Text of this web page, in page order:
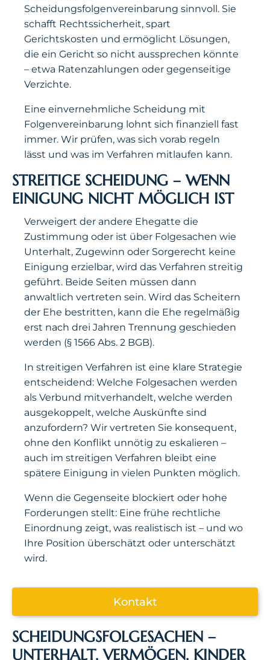
Scheidungsfolgenvereinbarung sinnvoll. Sie
schafft Rechtssicherheit, spart
Gerichtskosten und ermöglicht Lösungen,
die ein Gericht so nicht aussprechen könnte
– etwa Ratenzahlungen oder gegenseitige
Verzichte.
Eine einvernehmliche Scheidung mit
Folgenvereinbarung lohnt sich finanziell fast
immer. Wir prüfen, was sich vorab regeln
lässt und was im Verfahren mitlaufen kann.
STREITIGE SCHEIDUNG – WENN
EINIGUNG NICHT MÖGLICH IST
Verweigert der andere Ehegatte die
Zustimmung oder ist über Folgesachen wie
Unterhalt, Zugewinn oder Sorgerecht keine
Einigung erzielbar, wird das Verfahren streitig
geführt. Beide Seiten müssen dann
anwaltlich vertreten sein. Wird das Scheitern
der Ehe bestritten, kann die Ehe regelmäßig
erst nach drei Jahren Trennung geschieden
werden (§ 1566 Abs. 2 BGB).
In streitigen Verfahren ist eine klare Strategie
entscheidend: Welche Folgesachen werden
als Verbund mitverhandelt, welche werden
ausgekoppelt, welche Auskünfte sind
anzufordern? Wir vertreten Sie konsequent,
ohne den Konflikt unnötig zu eskalieren –
auch im streitigen Verfahren bleibt eine
spätere Einigung in vielen Punkten möglich.
Wenn die Gegenseite blockiert oder hohe
Forderungen stellt: Eine frühe rechtliche
Einordnung zeigt, was realistisch ist – und wo
Ihre Position überschätzt oder unterschätzt
wird.
Kontakt
SCHEIDUNGSFOLGESACHEN –
UNTERHALT, VERMÖGEN, KINDER